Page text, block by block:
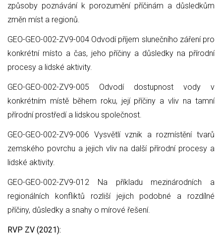
způsoby poznávání k porozumění příčinám a důsledkům
změn míst a regionů.
GEO-GEO-002-ZV9-004 Odvodí příjem slunečního záření pro
konkrétní místo a čas, jeho příčiny a důsledky na přírodní
procesy a lidské aktivity.
GEO-GEO-002-ZV9-005 Odvodí dostupnost vody v
konkrétním místě během roku, její příčiny a vliv na tamní
přírodní prostředí a lidskou společnost.
GEO-GEO-002-ZV9-006 Vysvětlí vznik a rozmístění tvarů
zemského povrchu a jejich vliv na další přírodní procesy a
lidské aktivity.
GEO-GEO-002-ZV9-012 Na příkladu mezinárodních a
regionálních konfliktů rozliší jejich podobné a rozdílné
příčiny, důsledky a snahy o mírové řešení.
RVP ZV (2021):